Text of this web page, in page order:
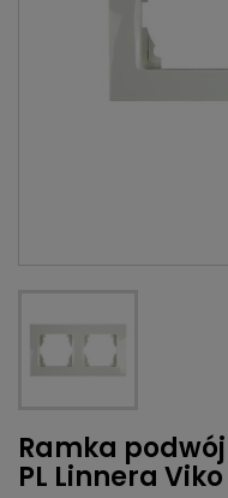
Ramka
PL Linnera